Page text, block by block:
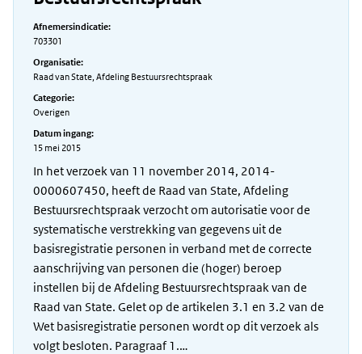
Afnemersindicatie:
703301
Organisatie:
Raad van State, Afdeling Bestuursrechtspraak
Categorie:
Overigen
Datum ingang:
15 mei 2015
In het verzoek van 11 november 2014, 2014-
0000607450, heeft de Raad van State, Afdeling
Bestuursrechtspraak verzocht om autorisatie voor de
systematische verstrekking van gegevens uit de
basisregistratie personen in verband met de correcte
aanschrijving van personen die (hoger) beroep
instellen bij de Afdeling Bestuursrechtspraak van de
Raad van State. Gelet op de artikelen 3.1 en 3.2 van de
Wet basisregistratie personen wordt op dit verzoek als
volgt besloten. Paragraaf 1.…